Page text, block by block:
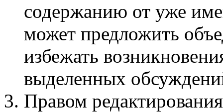
содержанию от уже
может предложить
избежать
выделенных
Правом